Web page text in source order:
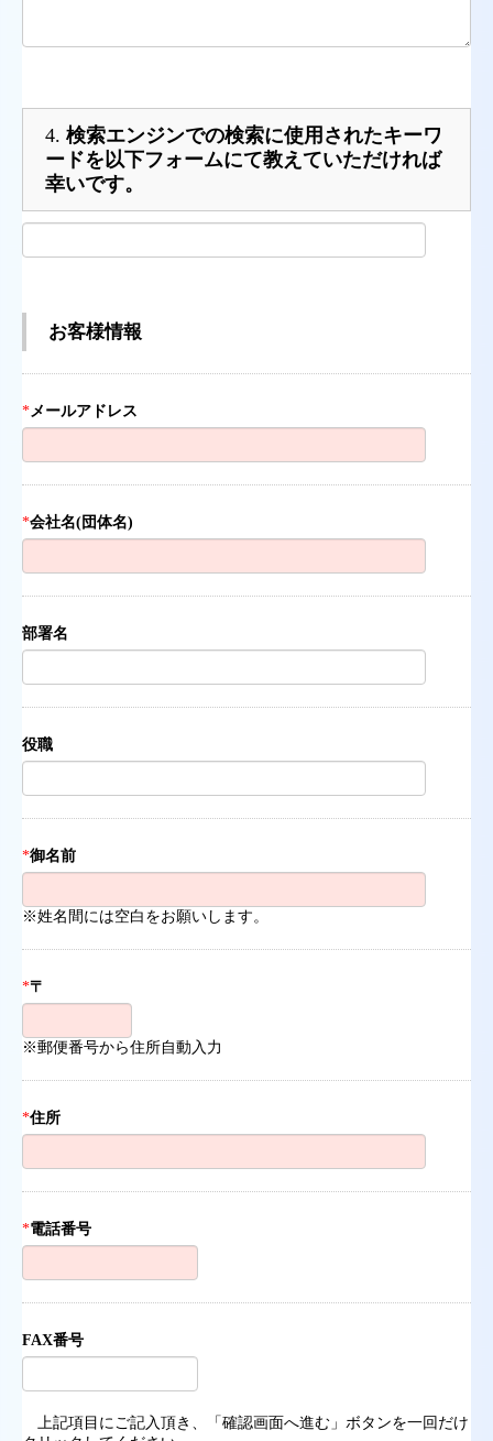
4. 検索エンジンでの検索に使用されたキーワ
ードを以下フォームにて教えていただければ
幸いです。
お客様情報
*メールアドレス
*会社名(団体名)
部署名
役職
*御名前
※姓名間には空白をお願いします。
*〒
※郵便番号から住所自動入力
*住所
*電話番号
FAX番号
上記項目にご記入頂き、「確認画面へ進む」ボタンを一回だけ